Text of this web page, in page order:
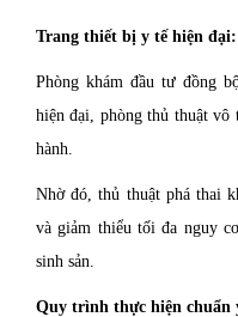
Trang thiết bị y tế hiện đại:
Phòng khám đầu tư đồng
hiện đại, phòng thủ thuật vô
hành.
Nhờ đó, thủ thuật phá thai
và giảm thiểu tối đa nguy
sinh sản.
Quy trình thực hiện chuẩn